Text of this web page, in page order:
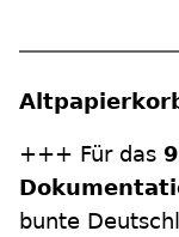
+++ Für das
bunte